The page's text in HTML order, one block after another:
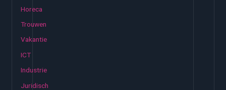
Horeca
Trouwen
Vakantie
ICT
Industrie
Juridisch